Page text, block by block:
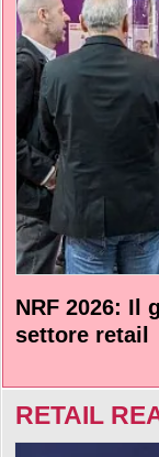
NRF 2026: Il
settore retail
RETAIL